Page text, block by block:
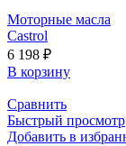
Моторные масла
Castrol
6 198 ₽
В корзину
Сравнить
Быстрый просмотр
Добавить в